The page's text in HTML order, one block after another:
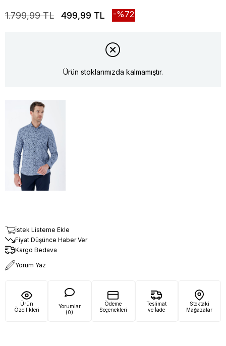
1.799,99 TL 499,99 TL 72
Ürün stoklarımızda kalmamıştır.
İstek Listeme Ekle
Fiyat Düşünce Haber Ver
Kargo Bedava
Yorum Yaz
Ürün
Özellikleri
Yorumlar
(0)
Ödeme
Seçenekleri
Teslimat
ve İade
Stoktaki
Mağazalar